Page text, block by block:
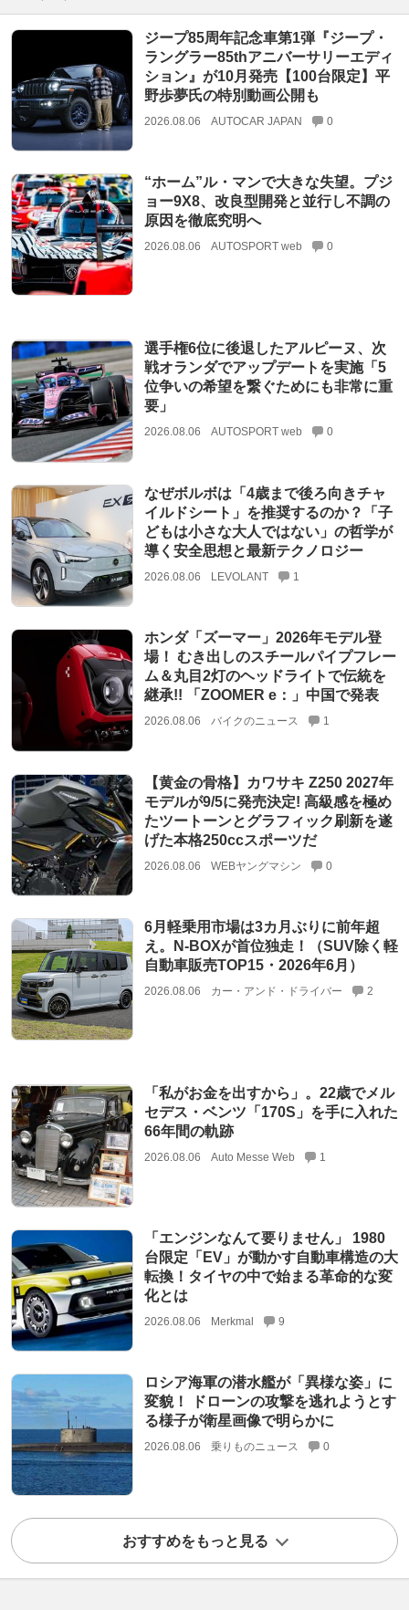
ジープ85周年記念車第1弾『ジープ・
ラングラー85thアニバーサリーエディ
ション』が10月発売【100台限定】平
野歩夢氏の特別動画公開も
2026.08.06 AUTOCAR JAPAN 0
“ホーム”ル・マンで大きな失望。プジ
ョー9X8、改良型開発と並行し不調の
原因を徹底究明へ
2026.08.06 AUTOSPORT web 0
選手権6位に後退したアルピーヌ、次
戦オランダでアップデートを実施「5
位争いの希望を繋ぐためにも非常に重
要」
2026.08.06 AUTOSPORT web 0
なぜボルボは「4歳まで後ろ向きチャ
イルドシート」を推奨するのか？「子
どもは小さな大人ではない」の哲学が
導く安全思想と最新テクノロジー
2026.08.06 LEVOLANT 1
ホンダ「ズーマー」2026年モデル登
場！ むき出しのスチールパイプフレー
ム＆丸目2灯のヘッドライトで伝統を
継承!! 「ZOOMER e：」中国で発表
2026.08.06 バイクのニュース 1
【黄金の骨格】カワサキ Z250 2027年
モデルが9/5に発売決定! 高級感を極め
たツートーンとグラフィック刷新を遂
げた本格250ccスポーツだ
2026.08.06 WEBヤングマシン 0
6月軽乗用市場は3カ月ぶりに前年超
え。N-BOXが首位独走！（SUV除く軽
自動車販売TOP15・2026年6月）
2026.08.06 カー・アンド・ドライバー 2
「私がお金を出すから」。22歳でメル
セデス・ベンツ「170S」を手に入れた
66年間の軌跡
2026.08.06 Auto Messe Web 1
「エンジンなんて要りません」 1980
台限定「EV」が動かす自動車構造の大
転換！タイヤの中で始まる革命的な変
化とは
2026.08.06 Merkmal 9
ロシア海軍の潜水艦が「異様な姿」に
変貌！ ドローンの攻撃を逃れようとす
る様子が衛星画像で明らかに
2026.08.06 乗りものニュース 0
おすすめをもっと見る